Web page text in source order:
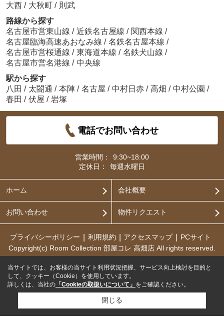
大西 / 大秋町 / 則武
路線から探す
名古屋市営東山線 / 近鉄名古屋線 / 関西本線 /
名古屋臨海高速あおなみ線 / 名鉄名古屋本線 /
名古屋市営桜通線 / 東海道本線 / 名鉄犬山線 /
名古屋市営名港線 / 中央線
駅から探す
八田 / 太閤通 / 本陣 / 名古屋 / 中村日赤 / 高畑 / 中村公園 /
春田 / 伏屋 / 岩塚
電話でお問い合わせ
営業時間：
9:30~18:00
定休日：
毎週水曜日
ホーム 会社概要
お問い合わせ 物件リクエスト
プライバシーポリシー 利用規約 アクセスマップ
PCサイト
Copyright(c) Room Collection 部屋コレ 高畑店 All rights reserved.
当サイトでは、お客様の当サイト利用状況把握、サービス向上検討を目的と
して、クッキー（Cookie）を使用しています。
詳しくは、当社の 「Cookieの取扱いについて」 をご確認ください。
閉じる